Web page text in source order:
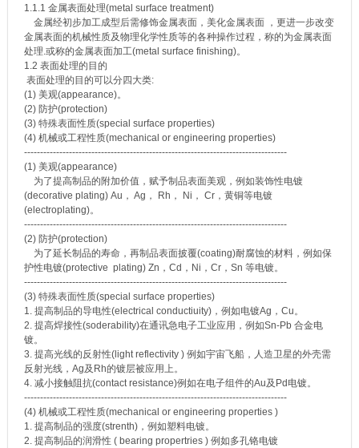
1.1.1 金属表面处理(metal surface treatment)
金属经初步加工成型后需修饰金属表面，美化金属表面 ，更进一步改变
金属表面的机械性质及物理化学性质等的各种操作过程，称的为金属表面
处理.或称的金属表面加工(metal surface finishing)。
1.2 表面处理的目的
表面处理的目的可以分四大类:
(1) 美观(appearance)。
(2) 防护(protection)
(3) 特殊表面性质(special surface properties)
(4) 机械或工程性质(mechanical or engineering properties)
----------------------------------------------------------------------------------
(1) 美观(appearance)
为了提高制品的附加价值，赋予制品表面美观，例如装饰性电镀
(decorative plating) Au， Ag， Rh， Ni， Cr，黄铜等电镀
(electroplating)。
----------------------------------------------------------------------------------
(2) 防护(protection)
为了延长制品的寿命，再制品表面披覆(coating)耐腐蚀的材料，例如保
护性电镀(protective plating) Zn，Cd，Ni，Cr，Sn 等电镀。
----------------------------------------------------------------------------------
(3) 特殊表面性质(special surface properties)
1. 提高制品的导电性(electrical conductiuity)，例如电镀Ag，Cu。
2. 提高焊接性(soderability)在通讯急电子工业应用，例如Sn-Pb 合金电
镀。
3. 提高光线的反射性(light reflectivity ) 例如宇宙飞船，人造卫星的外壳需
反射光线，Ag及Rh的镀层被应用上。
4. 减小接触阻抗(contact resistance)例如在电子组件的Au及Pd电镀。
----------------------------------------------------------------------------------
(4) 机械或工程性质(mechanical or engineering properties )
1. 提高制品的强度(strenth)，例如塑料电镀。
2. 提高制品的润滑性 ( bearing propertries ) 例如多孔铬电镀